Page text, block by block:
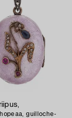
guilloche-